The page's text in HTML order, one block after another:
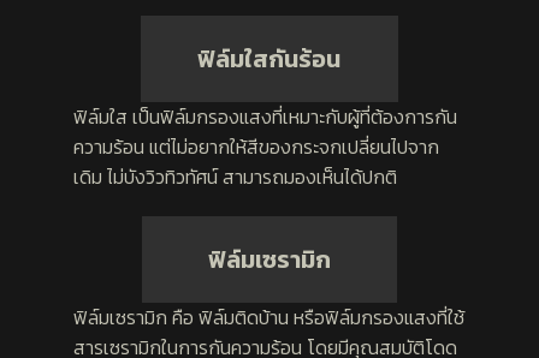
ฟิล์มใสกันร้อน
ฟิล์มใส เป็นฟิล์มกรองแสงที่เหมาะกับผู้ที่ต้องการกัน
ความร้อน แต่ไม่อยากให้สีของกระจกเปลี่ยนไปจาก
เดิม ไม่บังวิวทิวทัศน์ สามารถมองเห็นได้ปกติ
ฟิล์มเซรามิก
ฟิล์มเซรามิก คือ ฟิล์มติดบ้าน หรือฟิล์มกรองแสงที่ใช้
สารเซรามิกในการกันความร้อน โดยมีคุณสมบัติโดด